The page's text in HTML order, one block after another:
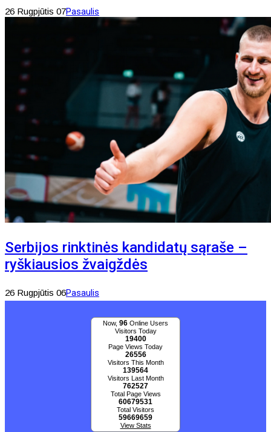
26 Rugpjūtis 07Pasaulis
Serbijos rinktinės kandidatų sąraše –
ryškiausios žvaigždės
26 Rugpjūtis 06Pasaulis
Now, 96 Online Users
Visitors Today
19400
Page Views Today
26556
Visitors This Month
139564
Visitors Last Month
762527
Total Page Views
60679531
Total Visitors
59669659
View Stats